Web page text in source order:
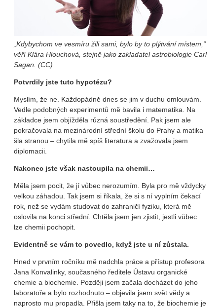
„Kdybychom ve vesmíru žili sami, bylo by to plýtvání místem,“
věří Klára Hlouchová, stejně jako zakladatel astrobiologie Carl
Sagan. (CC)
Potvrdily jste tuto hypotézu?
Myslím, že ne. Každopádně dnes se jim v duchu omlouvám.
Vedle podobných experimentů mě bavila i matematika. Na
základce jsem objížděla různá soustředění. Pak jsem ale
pokračovala na mezinárodní střední školu do Prahy a matika
šla stranou – chytila mě spíš literatura a zvažovala jsem
diplomacii.
Nakonec jste však nastoupila na chemii…
Měla jsem pocit, že jí vůbec nerozumím. Byla pro mě vždycky
velkou záhadou. Tak jsem si říkala, že si s ní vyplním čekací
rok, než se vydám studovat do zahraničí fyziku, která mě
oslovila na konci střední. Chtěla jsem jen zjistit, jestli vůbec
lze chemii pochopit.
Evidentně se vám to povedlo, když jste u ní zůstala.
Hned v prvním ročníku mě nadchla práce a přístup profesora
Jana Konvalinky, současného ředitele Ústavu organické
chemie a biochemie. Později jsem začala docházet do jeho
laboratoře a bylo rozhodnuto – objevila jsem svět vědy a
naprosto mu propadla. Přišla jsem taky na to, že biochemie je